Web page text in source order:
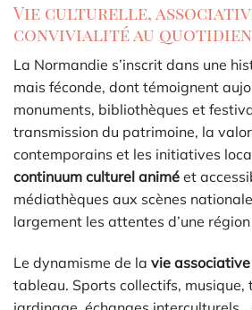
Vie culturelle,
convivialité au quotidien
La Normandie s’inscrit dans une
mais féconde, dont témoignent
monuments, bibliothèques et
transmission du patrimoine, la
contemporains et les initiatives
continuum culturel animé et
médiathèques aux scènes
largement les attentes d’une
Le dynamisme de la vie associative
tableau. Sports collectifs, musique,